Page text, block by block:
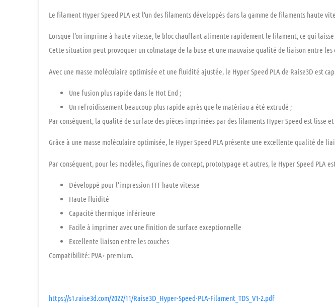
Le filament Hyper Speed PLA est l’un des filaments développés dans la gamme de filaments haute
Lorsque l’on imprime à haute vitesse, le bloc chauffant alimente rapidement le filament, ce qui
Cette situation peut provoquer un colmatage de la buse et une mauvaise qualité de liaison entre les
Avec une masse moléculaire optimisée et une fluidité ajustée, le Hyper Speed PLA de Raise3D est
Une fusion plus rapide dans le Hot End ;
Un refroidissement beaucoup plus rapide après que le matériau a été extrudé ;
Par conséquent, la qualité de surface des pièces imprimées par des filaments Hyper Speed est lisse
Grâce à une masse moléculaire optimisée, le Hyper Speed PLA présente une excellente qualité de
Par conséquent, pour les modèles, figurines de concept, prototypageetautres, le Hyper Speed PLA
Développé pour l’impression FFF haute vitesse
Haute fluidité
Capacité thermique inférieure
Facile à imprimer avec une finition de surfaceexceptionnelle
Excellente liaison entre les couches
Compatibilité: PVA+ premium.
https://s1.raise3d.com/2022/11/Raise3D_Hyper-Speed-PLA-Filament_TDS_V1-2.pdf